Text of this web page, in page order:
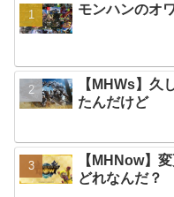
モンハンのオ
【MHWs】久
たんだけど
【MHNow】
どれなんだ？